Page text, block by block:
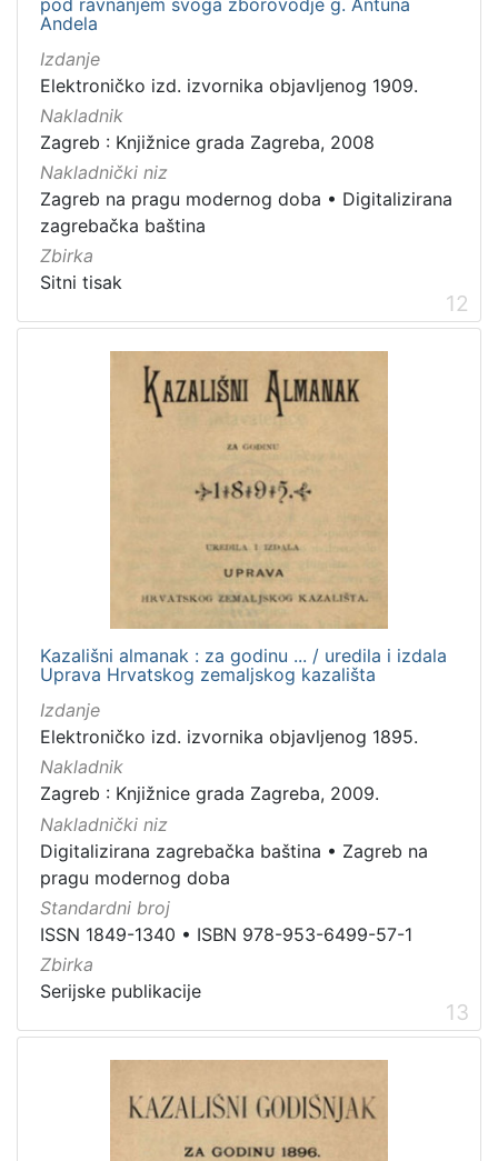
Andela
Izdanje
Elektroničko izd. izvornika objavljenog 1909.
Nakladnik
Zagreb : Knjižnice grada Zagreba, 2008
Nakladnički niz
Zagreb na pragu modernog doba • Digitalizirana
zagrebačka baština
Zbirka
Sitni tisak
12
Kazališni almanak : za godinu ... / uredila i izdala
Uprava Hrvatskog zemaljskog kazališta
Izdanje
Elektroničko izd. izvornika objavljenog 1895.
Nakladnik
Zagreb : Knjižnice grada Zagreba, 2009.
Nakladnički niz
Digitalizirana zagrebačka baština • Zagreb na
pragu modernog doba
Standardni broj
ISSN 1849-1340 • ISBN 978-953-6499-57-1
Zbirka
Serijske publikacije
13